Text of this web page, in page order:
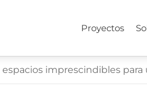
Proyectos
espacios imprescindibles